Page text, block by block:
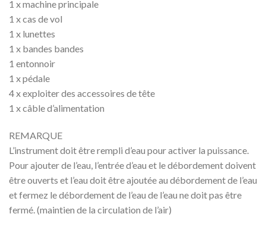
1 x machine principale
1 x cas de vol
1 x lunettes
1 x bandes bandes
1 entonnoir
1 x pédale
4 x exploiter des accessoires de tête
1 x câble d’alimentation
REMARQUE
L’instrument doit être rempli d’eau pour activer la puissance.
Pour ajouter de l’eau, l’entrée d’eau et le débordement doivent
être ouverts et l’eau doit être ajoutée au débordement de l’eau
et fermez le débordement de l’eau de l’eau ne doit pas être
fermé. (maintien de la circulation de l’air)